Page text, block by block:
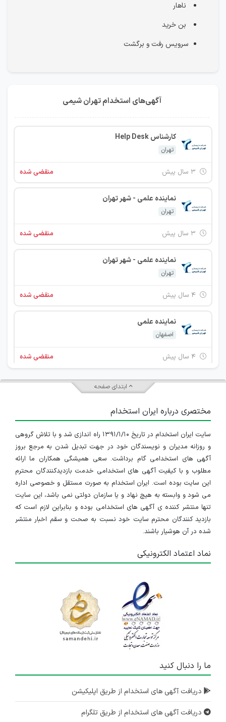
ناهار
بن خرید
سرویس رفت و برگشت
آگهی‌های استخدام تهران شیمی
کارشناس Help Desk
تهران
منقضی شده
نماینده علمی - شهر تهران
تهران
منقضی شده
نماینده علمی - شهر تهران
تهران
منقضی شده
نماینده علمی
اصفهان
منقضی شده
کارشناس روابط عمومی
۴ سال پیش منقضی شده
کارشناس تاسیسات
تهران
۴ سال پیش منقضی شده
کارگر تولید
تهران
آذربایجان شرقی
نماینده علمی - شهر اصفهان
اصفهان
۴ سال پیش
کارشناس برنامه ریزی
تهران
ابتدای صفحه
مختصری درباره ایران استخدام
سایت ایران استخدام در تاریخ ۱۳۹۱/۱/۱۰ راه اندازی شد و با تلاش گروهی
و روزانه مدیران و نویسندگان خود در جهت تبدیل شدن به مرجع بروز
آگهی های استخدامی گام برداشت. سعی همیشگی همکاران ما ارائه
مطلوب و با کیفیت آگهی های استخدامی خدمت بازدیدکنندگان محترم
این سایت بوده است. ایران استخدام به صورت مستقل و خصوصی اداره
می شود و وابسته به هیچ نهاد و یا سازمان دولتی نمی باشد، این سایت
تنها منتشر کننده ی آگهی های استخدامی بوده و بنابراین لازم است که
بازدید کنندگان محترم سایت خود نسبت به صحت و سقم اخبار منتشر
شده در آن هوشیار باشند.
نماد اعتماد الکترونیکی
ما را دنبال کنید
دریافت آگهی های استخدام از طریق اپلیکیشن
دریافت آگهی های استخدام از طریق تلگرام